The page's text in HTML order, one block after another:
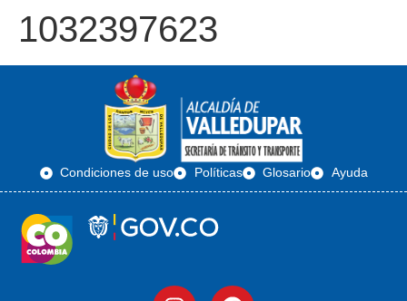
1032397623
Condiciones de uso Políticas Glosario Ayuda